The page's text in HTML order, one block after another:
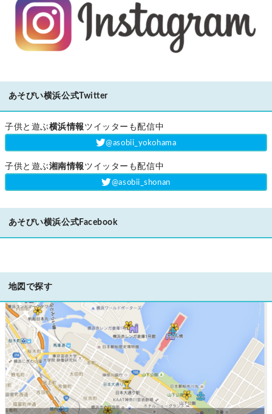
あそびい横浜公式Twitter
子供と遊ぶ横浜情報 ツイッターも配信中
‎@asobii_yokohama
子供と遊ぶ湘南情報 ツイッターも配信中
‎@asobii_shonan
あそびい横浜公式Facebook
地図で探す